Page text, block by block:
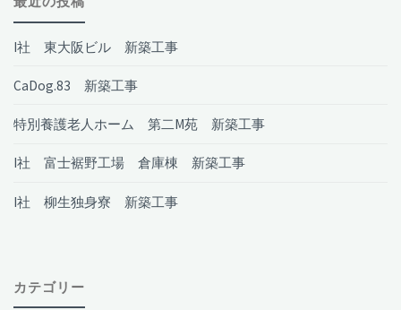
I社 東大阪ビル 新築工事
CaDog.83 新築工事
特別養護老人ホーム 第二M苑 新築工事
I社 富士裾野工場 倉庫棟 新築工事
I社 柳生独身寮 新築工事
カテゴリー